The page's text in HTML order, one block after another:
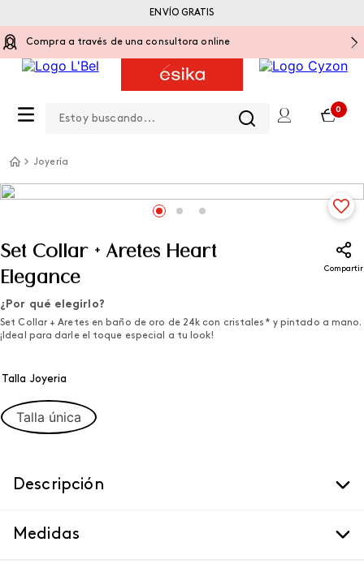
Compra a través de una consultora online
0
ENVÍO GRATIS
Joyería
Set Collar + Aretes Heart
Elegance
Compartir
¿Por qué elegirlo?
Set Collar + Aretes en baño de oro de 24k con cristales* y pintado a mano.
¡Ideal para darle el toque especial a tu look!
Talla Joyeria
Talla única
Descripción
Medidas